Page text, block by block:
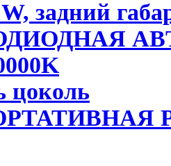
задний
цоколь